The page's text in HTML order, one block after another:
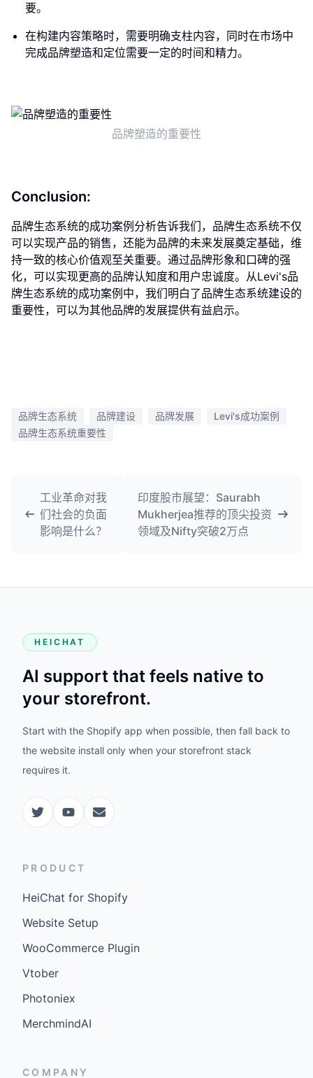
要。
在构建内容策略时，需要明确支柱内容，同时在市场中
完成品牌塑造和定位需要一定的时间和精力。
品牌塑造的重要性
Conclusion:
品牌生态系统的成功案例分析告诉我们，品牌生态系统不仅
可以实现产品的销售，还能为品牌的未来发展奠定基础，维
持一致的核心价值观至关重要。通过品牌形象和口碑的强
化，可以实现更高的品牌认知度和用户忠诚度。从Levi's品
牌生态系统的成功案例中，我们明白了品牌生态系统建设的
重要性，可以为其他品牌的发展提供有益启示。
品牌生态系统 品牌建设 品牌发展
Levi's成功案例
品牌生态系统重要性
工业革命对我
们社会的负面
影响是什么？
印度股市展望：Saurabh
Mukherjea推荐的顶尖投资
领域及Nifty突破2万点
HEICHAT
AI support that feels native to
your storefront.
Start with the Shopify app when possible, then fall back to
the website install only when your storefront stack
requires it.
PRODUCT
HeiChat for Shopify
Website Setup
WooCommerce Plugin
Vtober
Photoniex
MerchmindAI
COMPANY